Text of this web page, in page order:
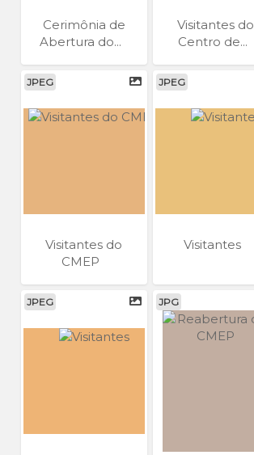
Cerimônia de
Abertura do...
Visitantes do
Centro de...
JPEG
Visitantes do
CMEP
JPEG
Visitantes
JPEG JPG